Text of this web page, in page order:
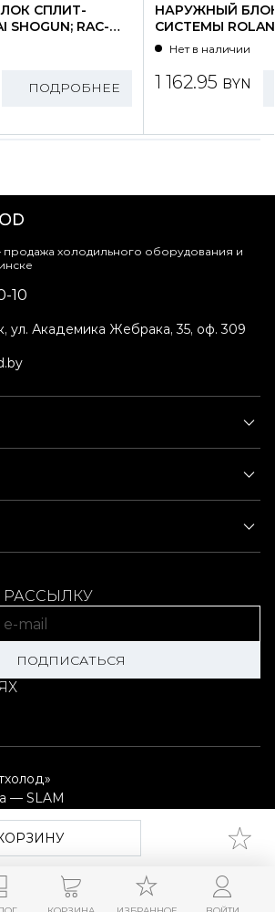
СПЛИТ-
RAC-
ПОДРОБНЕЕ
НАРУЖНЫЙ
СИСТЕМЫ
WZ09HSS/N1-
Нет в наличии
1 162.95 BYN
холодильного оборудования и
10
ул. Академика Жебрака, 35, оф. 309
РАССЫЛКУ
ПОДПИСАТЬСЯ
— SLAM